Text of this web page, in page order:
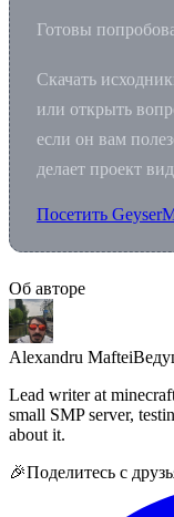
Готовы
Скачать
или открыть
если он вам
делает проект
Посетить
Об авторе
Alexandru Maftei
Lead writer at
small SMP server,
about it.
🎉Поделитесь с